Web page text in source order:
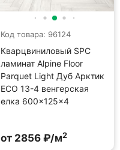
Код товара: 96124
Кварцвиниловый SPC
ламинат Alpine Floor
Parquet Light Дуб Арктик
ECO 13-4 венгерская
елка 600×125×4
от 2856 ₽/м2